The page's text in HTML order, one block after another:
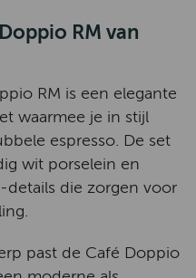
RM van
RM is een elegante
waarmee je in stijl
espresso. De set
wit porselein en
details die zorgen voor
past de Café Doppio